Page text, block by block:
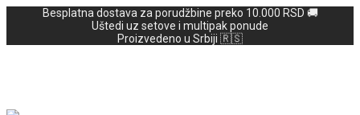
Besplatna dostava za porudžbine preko 10.000 RSD 🚚
Uštedi uz setove i multipak ponude
Proizvedeno u Srbiji 🇷🇸